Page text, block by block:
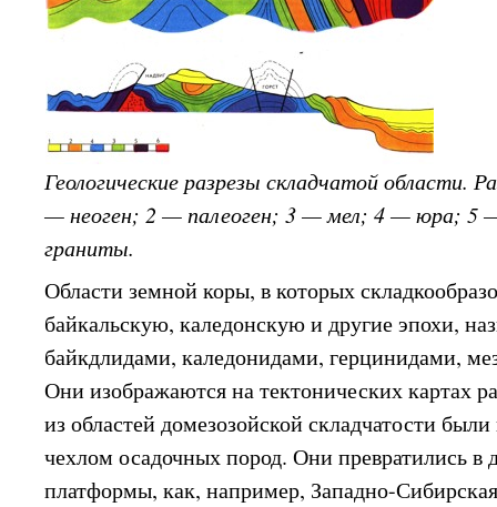
Геологические разрезы складчатой области.
— неоген; 2 — палеоген; 3 — мел; 4 — юра; 5
граниты.
Области земной коры, в которых
байкальскую, каледонскую и другие эпохи,
байкдлидами, каледонидами, герцинидами,
Они изображаются на тектонических картах
из областей домезозойской складчатости
чехлом осадочных пород. Они превратились в
платформы, как, например, Западно-